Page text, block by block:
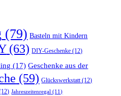
(79) Basteln mit Kindern
(63) DIY-Geschenke (12)
(17) Geschenke aus der
(59) Glückswerkstatt(12)
Jahreszeitenregal (11)